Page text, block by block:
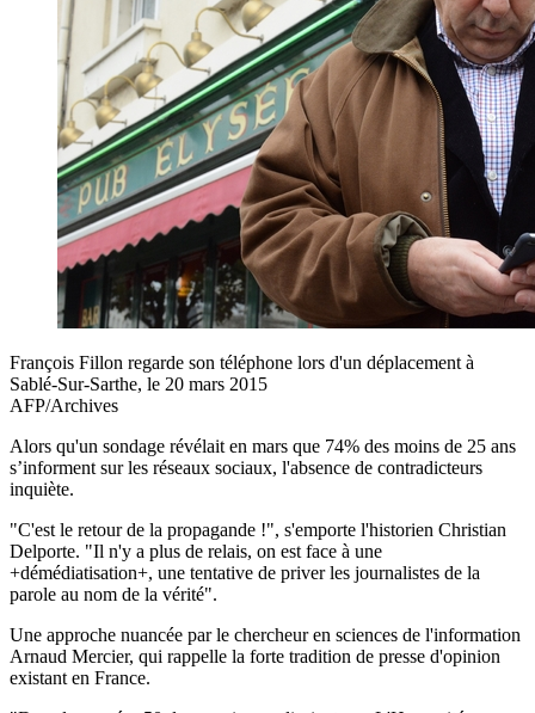
François Fillon regarde son téléphone lors d'un déplacement à
Sablé-Sur-Sarthe, le 20 mars 2015
AFP/Archives
Alors qu'un sondage révélait en mars que 74% des moins de 25 ans
s’informent sur les réseaux sociaux, l'absence de contradicteurs
inquiète.
"C'est le retour de la propagande !", s'emporte l'historien Christian
Delporte. "Il n'y a plus de relais, on est face à une
+démédiatisation+, une tentative de priver les journalistes de la
parole au nom de la vérité".
Une approche nuancée par le chercheur en sciences de l'information
Arnaud Mercier, qui rappelle la forte tradition de presse d'opinion
existant en France.